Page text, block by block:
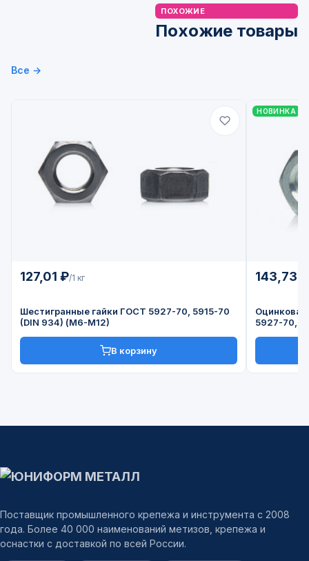
ПОХОЖИЕ
Похожие товары
Все →
Шестигранные гайки ГОСТ 5927-70, 5915-70
(DIN 934) (М6-М12)
127,01 ₽/1 кг
В корзину
НОВИНКА
5927-70,
143,73 ₽
Поставщик промышленного крепежа и инструмента с 2008
года. Более 40 000 наименований метизов, крепежа и
оснастки с доставкой по всей России.